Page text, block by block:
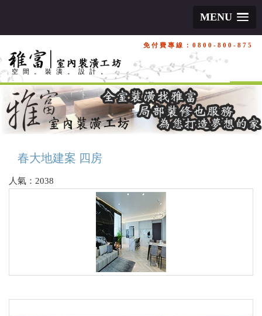
MENU
空間。裝潢。設計。
免付費專線：0800-800-875
春大地建案 四房
人氣：2038